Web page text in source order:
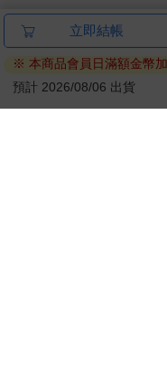
立即結帳
※ 本商品會員日滿額金幣
預計 2026/08/06 出貨